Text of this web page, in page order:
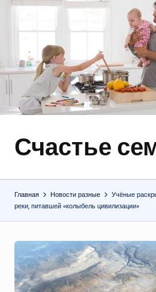
содержимому
Счастье
Быт,
отношения
Главная Новости разные
Учёные
реки, питавшей «колыбель цивилизации»